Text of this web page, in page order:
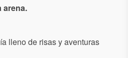
arena.
lleno de risas y aventuras